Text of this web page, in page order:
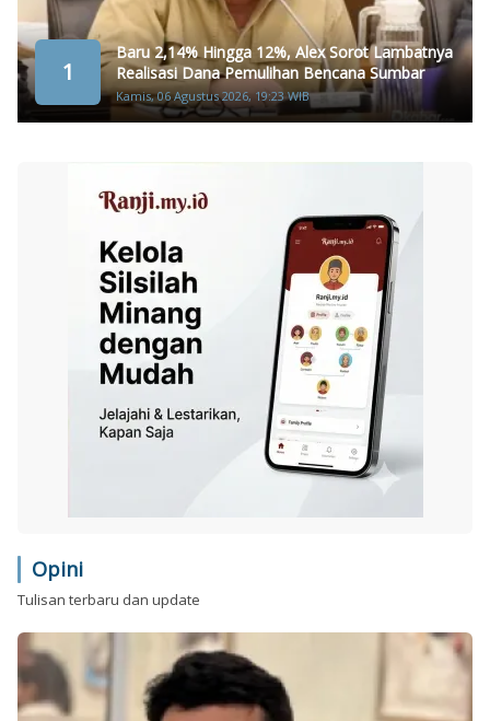
1
Baru 2,14% Hingga 12%, Alex Sorot Lambatnya
Realisasi Dana Pemulihan Bencana Sumbar
Kamis, 06 Agustus 2026, 19:23 WIB
Opini
Tulisan terbaru dan update